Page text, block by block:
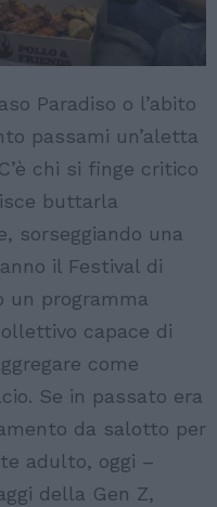
Paradiso o l’abito
passami un’aletta
chi si finge critico
buttarla
sorseggiando una
il Festival di
un programma
capace di
come
Se in passato era
da salotto per
adulto, oggi –
della Gen Z,